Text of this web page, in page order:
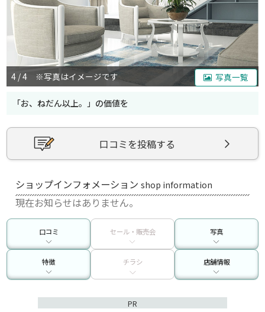
4 / 4 ※写真はイメージです 写真一覧
「お、ねだん以上。」の価値を
口コミを投稿する
ショップインフォメーションshop information
現在お知らせはありません。
口コミ セール・販売会 写真
特徴 チラシ 店舗情報
PR